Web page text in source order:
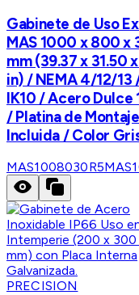
Gabinete de Uso
MAS 1000 x 800 x
mm (39.37 x 31.50 x
in) / NEMA 4/12/13
IK10 / Acero Dulce
/ Platina de Montaje
Incluida / Color
MAS1008030R5
PRECISION